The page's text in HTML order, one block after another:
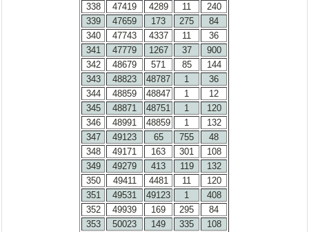
338
47419 4289 11
240
339
47659 173 275
84
340
47743 4337 11
36
341
47779 1267 37
900
342
48679 571 85
144
343
48823 48787 1
36
344
48859 48847 1
12
345
48871 48751 1
120
346
48991 48859 1
132
347
49123 65 755
48
348
49171 163 301
108
349
49279 413 119
132
350
49411 4481 11
120
351
49531 49123 1
408
352
49939 169 295
84
353
50023 149 335
108